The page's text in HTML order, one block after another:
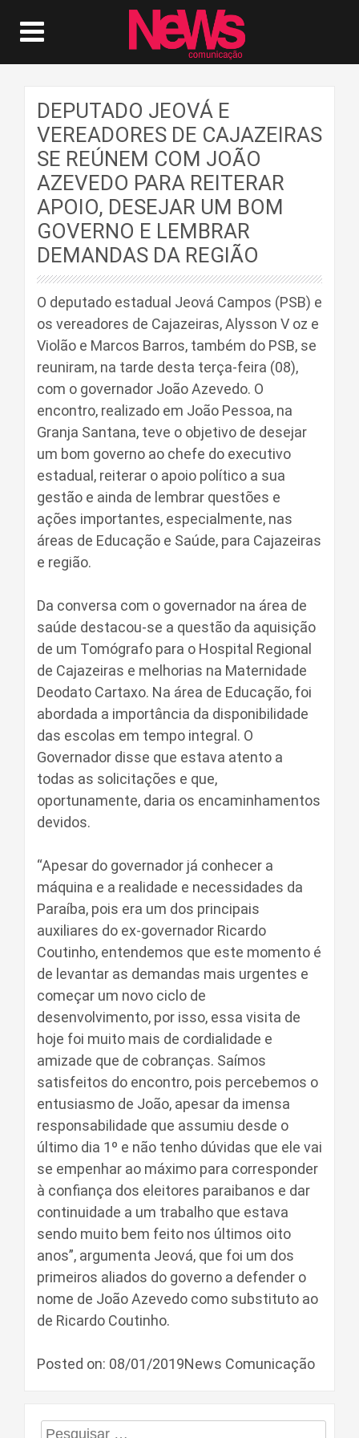
DEPUTADO JEOVÁ E
VEREADORES DE CAJAZEIRAS
SE REÚNEM COM JOÃO
AZEVEDO PARA REITERAR
APOIO, DESEJAR UM BOM
GOVERNO E LEMBRAR
DEMANDAS DA REGIÃO
O deputado estadual Jeová Campos (PSB) e
os vereadores de Cajazeiras, Alysson V oz e
Violão e Marcos Barros, também do PSB, se
reuniram, na tarde desta terça-feira (08),
com o governador João Azevedo. O
encontro, realizado em João Pessoa, na
Granja Santana, teve o objetivo de desejar
um bom governo ao chefe do executivo
estadual, reiterar o apoio político a sua
gestão e ainda de lembrar questões e
ações importantes, especialmente, nas
áreas de Educação e Saúde, para Cajazeiras
e região.
Da conversa com o governador na área de
saúde destacou-se a questão da aquisição
de um Tomógrafo para o Hospital Regional
de Cajazeiras e melhorias na Maternidade
Deodato Cartaxo. Na área de Educação, foi
abordada a importância da disponibilidade
das escolas em tempo integral. O
Governador disse que estava atento a
todas as solicitações e que,
oportunamente, daria os encaminhamentos
devidos.
“Apesar do governador já conhecer a
máquina e a realidade e necessidades da
Paraíba, pois era um dos principais
auxiliares do ex-governador Ricardo
Coutinho, entendemos que este momento é
de levantar as demandas mais urgentes e
começar um novo ciclo de
desenvolvimento, por isso, essa visita de
hoje foi muito mais de cordialidade e
amizade que de cobranças. Saímos
satisfeitos do encontro, pois percebemos o
entusiasmo de João, apesar da imensa
responsabilidade que assumiu desde o
último dia 1º e não tenho dúvidas que ele vai
se empenhar ao máximo para corresponder
à confiança dos eleitores paraibanos e dar
continuidade a um trabalho que estava
sendo muito bem feito nos últimos oito
anos”, argumenta Jeová, que foi um dos
primeiros aliados do governo a defender o
nome de João Azevedo como substituto ao
de Ricardo Coutinho.
Posted on: 08/01/2019News Comunicação
Pesquisar